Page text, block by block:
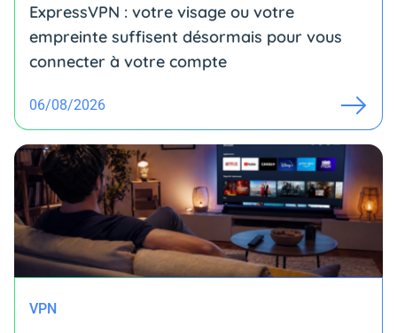
ExpressVPN : votre visage ou votre
empreinte suffisent désormais pour vous
connecter à votre compte
06/08/2026
VPN